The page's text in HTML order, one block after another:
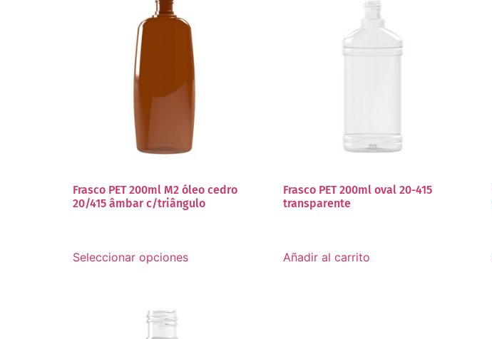
Frasco PET 200ml M2 óleo cedro
20/415 âmbar c/triângulo
Seleccionar opciones
Frasco PET 200ml oval 20-415
transparente
Añadir al carrito